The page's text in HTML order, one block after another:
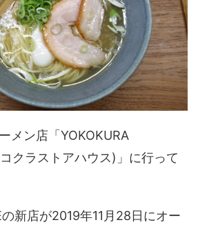
メン店「YOKOKURA
クラストアハウス)」に行って
新店が2019年11月28日にオー